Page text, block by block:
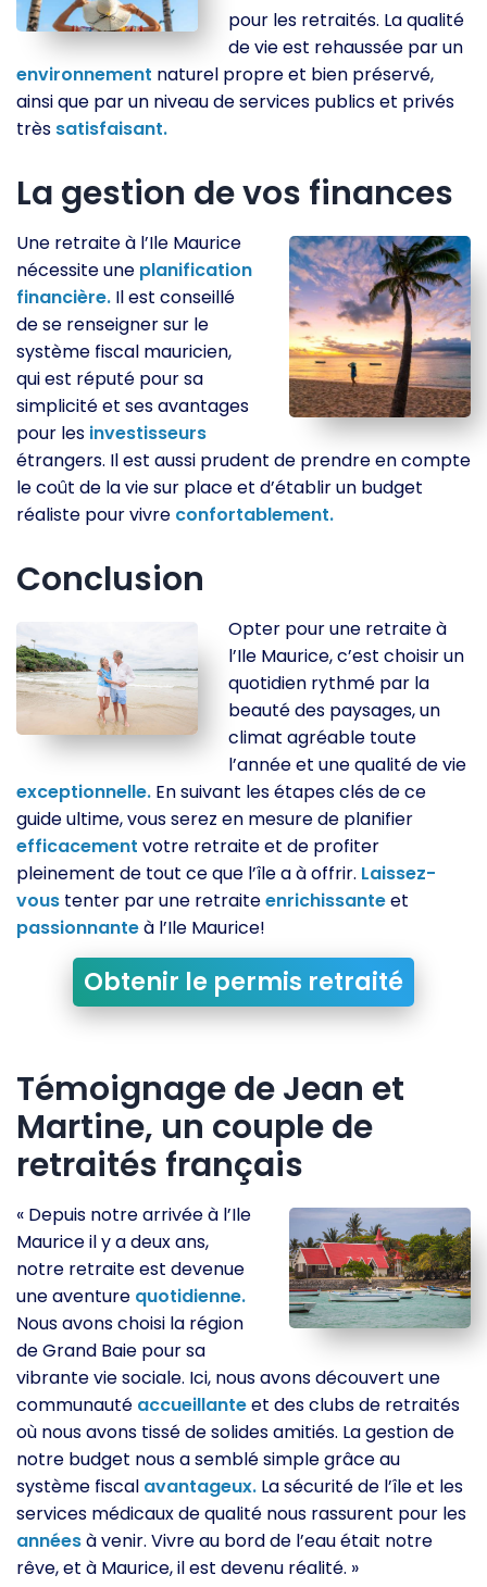
pour les retraités. La qualité
de vie est rehaussée par un
environnement naturel propre et bien préservé,
ainsi que par un niveau de services publics et privés
très satisfaisant.
La gestion de vos finances
Une retraite à l’Ile Maurice
nécessite une planification
financière. Il est conseillé
de se renseigner sur le
système fiscal mauricien,
qui est réputé pour sa
simplicité et ses avantages
pour les investisseurs
étrangers. Il est aussi prudent de prendre en compte
le coût de la vie sur place et d’établir un budget
réaliste pour vivre confortablement.
Conclusion
Opter pour une retraite à
l’Ile Maurice, c’est choisir un
quotidien rythmé par la
beauté des paysages, un
climat agréable toute
l’année et une qualité de vie
exceptionnelle. En suivant les étapes clés de ce
guide ultime, vous serez en mesure de planifier
efficacement votre retraite et de profiter
pleinement de tout ce que l’île a à offrir. Laissez-
vous tenter par une retraiteenrichissanteet
passionnanteà l’Ile Maurice!
Obtenir le permis retraité
Témoignage de Jean et
Martine, un couple de
retraités français
« Depuis notre arrivée à l’Ile
Maurice il y a deux ans,
notre retraite est devenue
une aventure quotidienne.
Nous avons choisi la région
de Grand Baie pour sa
vibrante vie sociale. Ici, nous avons découvert une
communauté accueillanteet des clubs de retraités
où nous avons tissé de solides amitiés. La gestion de
notre budget nous a semblé simple grâce au
système fiscal avantageux. La sécurité de l’île et les
services médicaux de qualité nous rassurent pour les
annéesà venir. Vivre au bord de l’eau était notre
rêve, et à Maurice, il est devenu réalité. »